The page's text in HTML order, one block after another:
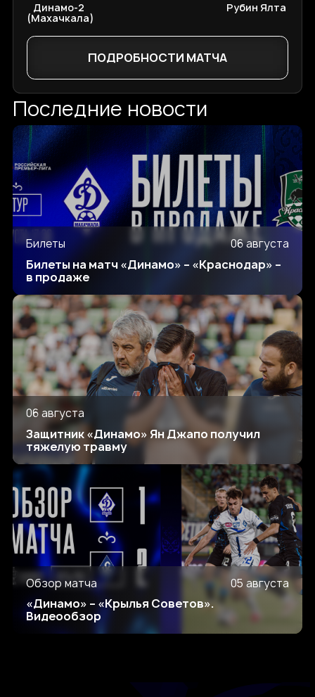
Динамо-2
(Махачкала)
Рубин Ялта
ПОДРОБНОСТИ МАТЧА
Последние новости
Билеты 06 августа
Билеты на матч «Динамо» – «Краснодар» –
в продаже
06 августа
Защитник «Динамо» Ян Джапо получил
тяжелую травму
Обзор матча 05 августа
«Динамо» – «Крылья Советов».
Видеообзор